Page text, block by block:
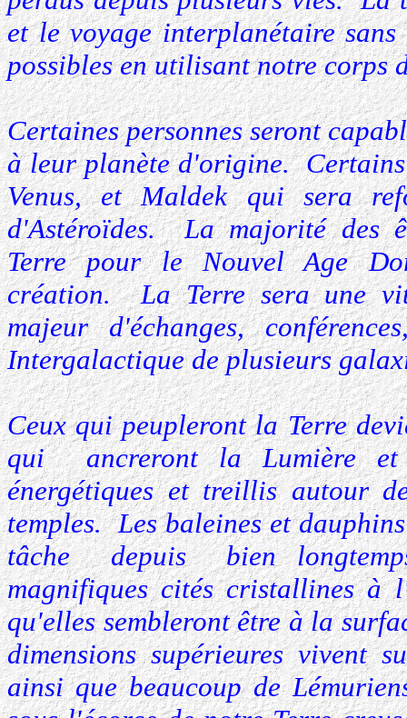
et le voyage interplanétaire sans
possibles en utilisant notre corps
Certaines personnes seront
à leur planète d'origine.
Venus, et Maldek qui sera
d'Astéroïdes. La majorité des
Terre pour le Nouvel Age
création. La Terre sera une
majeur d'échanges,
Intergalactique de plusieurs
Ceux qui peupleront la Terre
qui ancreront la Lumière et
énergétiques et treillis autour
temples. Les baleines et
tâche depuis bien
magnifiques cités cristallines à
qu'elles sembleront être à la
dimensions supérieures vivent
ainsi que beaucoup de